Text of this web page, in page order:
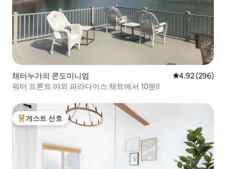
채터누가의 콘도미니엄 평점 4.92점(5
4.92 (296)
워터 프론트 야외 파라다이스 채트에서 10분!!
상위 게스트 선호
게스트 선호